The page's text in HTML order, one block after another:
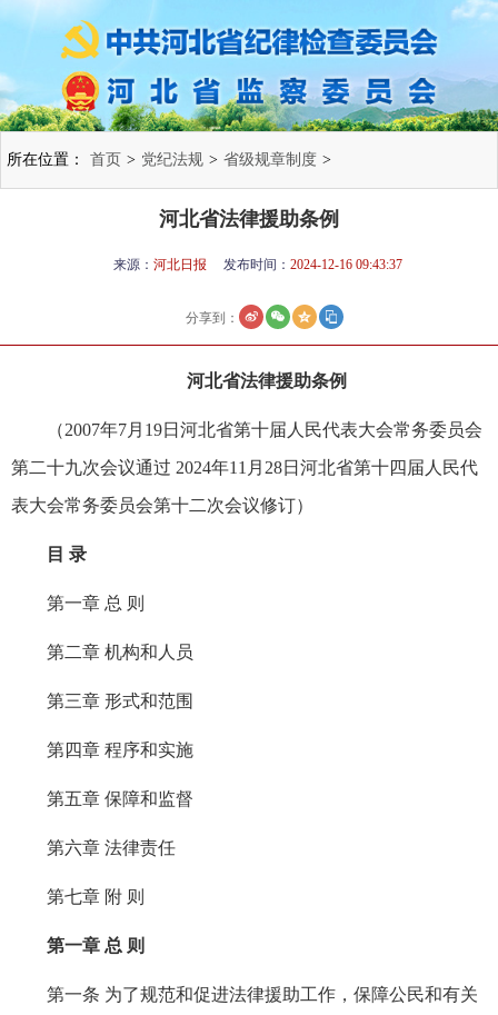
所在位置： 首页 > 党纪法规 > 省级规章制度 >
河北省法律援助条例
来源： 河北日报 发布时间： 2024-12-16 09:43:37
分享到：
河北省法律援助条例
（2007年7月19日河北省第十届人民代表大会常务委员会
第二十九次会议通过 2024年11月28日河北省第十四届人民代
表大会常务委员会第十二次会议修订）
目 录
第一章 总 则
第二章 机构和人员
第三章 形式和范围
第四章 程序和实施
第五章 保障和监督
第六章 法律责任
第七章 附 则
第一章 总 则
第一条 为了规范和促进法律援助工作，保障公民和有关